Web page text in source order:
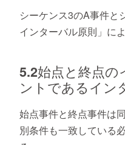
シーケンス3のA事件と
インターバル原則」に
5.2始点と終点
ントであるイン
始点事件と終点事件は
別条件も一致している